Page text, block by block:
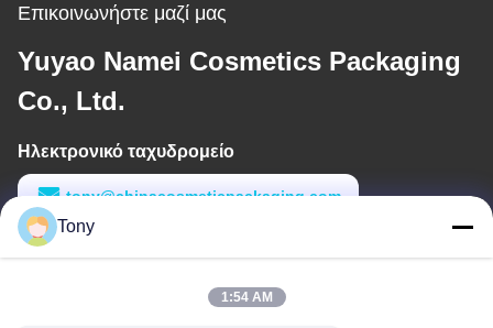
Επικοινωνήστε μαζί μας
Yuyao Namei Cosmetics Packaging
Co., Ltd.
Ηλεκτρονικό ταχυδρομείο
tony@chinacosmeticpackaging.com
Εργασιακό χρόνο
Tony
1:54 AM